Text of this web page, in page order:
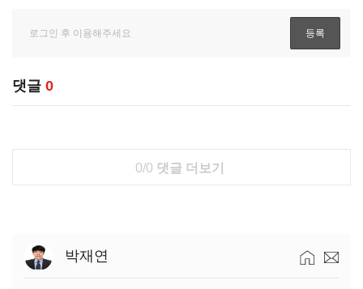
댓글 0
0/0 댓글 더보기
박재연